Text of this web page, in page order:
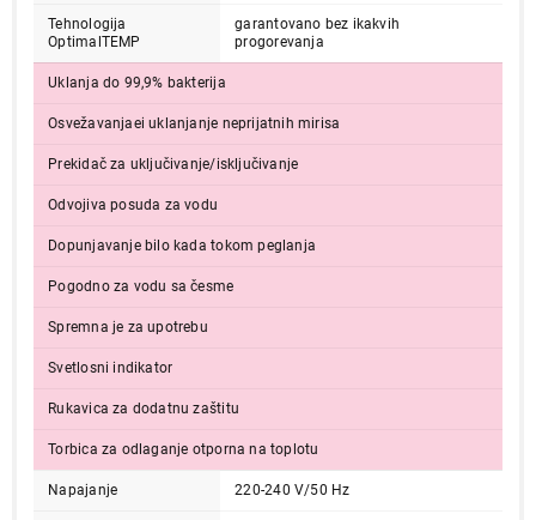
Tehnologija
OptimalTEMP
garantovano bez ikakvih
progorevanja
Uklanja do 99,9% bakterija
Osvežavanjaei uklanjanje neprijatnih mirisa
Prekidač za uključivanje/isključivanje
Odvojiva posuda za vodu
Dopunjavanje bilo kada tokom peglanja
Pogodno za vodu sa česme
Spremna je za upotrebu
Svetlosni indikator
Rukavica za dodatnu zaštitu
Torbica za odlaganje otporna na toplotu
Napajanje 220-240 V/50 Hz